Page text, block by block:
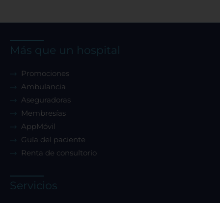
Más que un hospital
Promociones
Ambulancia
Aseguradoras
Membresías
AppMóvil
Guía del paciente
Renta de consultorio
Servicios